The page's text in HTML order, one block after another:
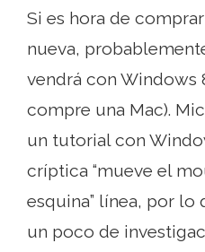
Si es hora de
nueva,
vendrá con Windows
compre una Mac).
un tutorial con
críptica “mueve el
esquina” línea, por lo
un poco de